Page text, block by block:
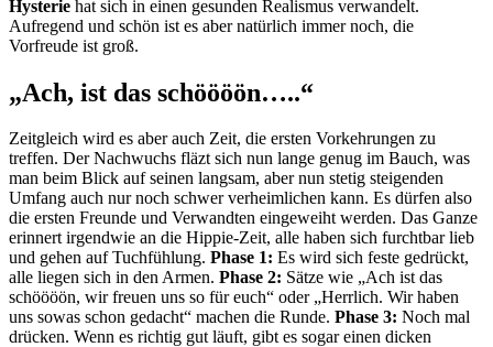
Hysterie hat sich in einen gesunden Realismus verwandelt.
Aufregend und schön ist es aber natürlich immer noch, die
Vorfreude ist groß.
„Ach, ist das schöööön…..“
Zeitgleich wird es aber auch Zeit, die ersten Vorkehrungen zu
treffen. Der Nachwuchs fläzt sich nun lange genug im Bauch, was
man beim Blick auf seinen langsam, aber nun stetig steigenden
Umfang auch nur noch schwer verheimlichen kann. Es dürfen also
die ersten Freunde und Verwandten eingeweiht werden. Das Ganze
erinnert irgendwie an die Hippie-Zeit, alle haben sich furchtbar lieb
und gehen auf Tuchfühlung. Phase 1: Es wird sich feste gedrückt,
alle liegen sich in den Armen. Phase 2: Sätze wie „Ach ist das
schöööön, wir freuen uns so für euch“ oder „Herrlich. Wir haben
uns sowas schon gedacht“ machen die Runde. Phase 3: Noch mal
drücken. Wenn es richtig gut läuft, gibt es sogar einen dicken